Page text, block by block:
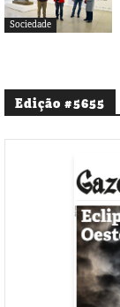
Sociedade
Edição #5655